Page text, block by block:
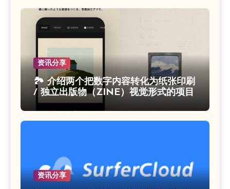
资讯分享
🏞 介绍两个把数字内容转化为纸张印刷
/ 独立出版物（ZINE）视觉形式的项目
资讯分享